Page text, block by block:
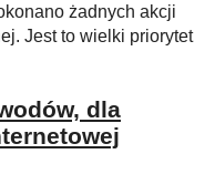
żadnych akcji
Jest to wielki priorytet
dla